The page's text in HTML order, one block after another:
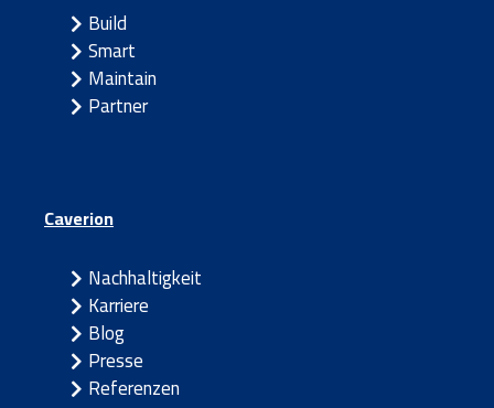
Build
Smart
Maintain
Partner
Caverion
Nachhaltigkeit
Karriere
Blog
Presse
Referenzen